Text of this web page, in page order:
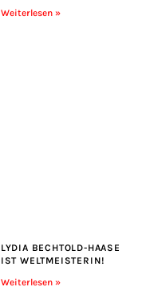
Weiterlesen »
LYDIA BECHTOLD-HAASE
IST WELTMEISTERIN!
Weiterlesen »